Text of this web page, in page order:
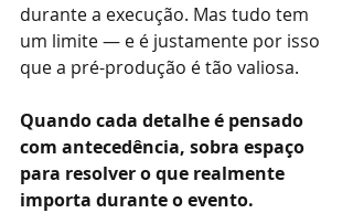
durante a execução. Mas tudo tem
um limite — e é justamente por isso
que a pré-produção é tão valiosa.
Quando cada detalhe é pensado
com antecedência, sobra espaço
para resolver o que realmente
importa durante o evento.